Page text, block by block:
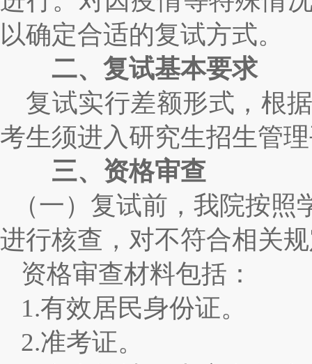
以确定合适的复试方式。
二、复试基本要求
复试实行差额形式，根
考生须进入研究生招生管
三、资格审查
（一）复试前，我院按
进行核查，对不符合相关
资格审查材料包括：
1.有效居民身份证。
2.准考证。